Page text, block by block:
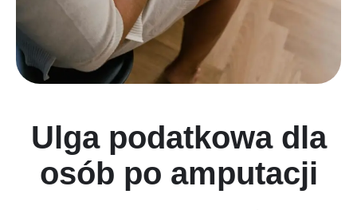
Ulga podatkowa dla
osób po amputacji